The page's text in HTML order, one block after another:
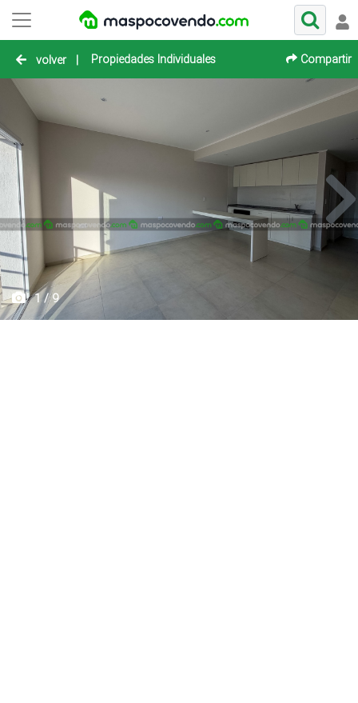
volver | Propiedades Individuales Compartir
1 / 9